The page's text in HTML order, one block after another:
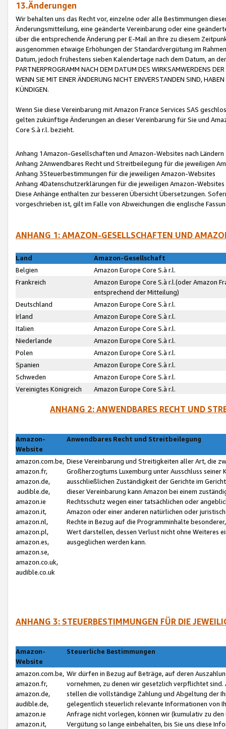
13.Änderungen
Wir behalten uns das Recht vor, einzelne oder alle Bestimmungen
Änderungsmitteilung, eine geänderte Vereinbarung oder eine
über die entsprechende Änderung per E-Mail an Ihre zu diesem
ausgenommen etwaige Erhöhungen der Standardvergütung im
Datum, jedoch frühestens sieben Kalendertage nach dem Datum, an
PARTNERPROGRAMM NACH DEM DATUM DES WIRKSAMWERDENS
WENN SIE MIT EINER ÄNDERUNG NICHT EINVERSTANDEN SIND,
KÜNDIGEN.
Wenn Sie diese Vereinbarung mit Amazon France Services SAS
gelten zukünftige Änderungen an dieser Vereinbarung für Sie und
Core S.à r.l. bezieht.
Anhang 1Amazon-Gesellschaften und Amazon-Websites nach Ländern
Anhang 2Anwendbares Recht und Streitbeilegung für die jeweiligen
Anhang 3Steuerbestimmungen für die jeweiligen Amazon-Websites
Anhang 4Datenschutzerklärungen für die jeweiligen Amazon-Websites
Diese Anhänge enthalten zur besseren Übersicht Übersetzungen.
vorgeschrieben ist, gilt im Falle von Abweichungen die englische
ANHANG 1: AMAZON-GESELLSCHAFTEN UND
Land
Amazon-Gesellschaft
Belgien
Amazon Europe Core S.à r.l.
Frankreich
Amazon Europe Core S.à r.l.(oder Amazon
entsprechend der Mitteilung)
Deutschland
Amazon Europe Core S.à r.l.
Irland
Amazon Europe Core S.à r.l.
Italien
Amazon Europe Core S.à r.l.
Niederlande
Amazon Europe Core S.à r.l.
Polen
Amazon Europe Core S.à r.l.
Spanien
Amazon Europe Core S.à r.l.
Schweden
Amazon Europe Core S.à r.l.
Vereinigtes Königreich
Amazon Europe Core S.à r.l.
ANHANG 2: ANWENDBARES RECHT UND
Amazon-
Website
Anwendbares Recht und Streitbeilegung
amazon.com.be,
amazon.fr,
amazon.de,
audible.de,
amazon.ie
amazon.it,
amazon.nl,
amazon.pl,
amazon.es,
amazon.se,
amazon.co.uk,
audible.co.uk
Diese Vereinbarung und Streitigkeiten aller Art, die
Großherzogtums Luxemburg unter Ausschluss
ausschließlichen Zuständigkeit der Gerichte im
dieser Vereinbarung kann Amazon bei einem
Rechtsschutz wegen einer tatsächlichen oder
Amazon oder einer anderen natürlichen oder
Rechte in Bezug auf die Programminhalte
Wert darstellen, dessen Verlust nicht ohne Weiteres
ausgeglichen werden kann.
ANHANG 3: STEUERBESTIMMUNGEN FÜR DIE
Amazon-
Website
Steuerliche Bestimmungen
amazon.com.be,
amazon.fr,
amazon.de,
audible.de,
amazon.ie
amazon.it,
Wir dürfen in Bezug auf Beträge, auf deren
vornehmen, zu denen wir gesetzlich verpflichtet
stellen die vollständige Zahlung und Abgeltung der
gelegentlich steuerlich relevante Informationen von
Anfrage nicht vorlegen, können wir (kumulativ zu
Vergütung so lange einbehalten, bis Sie uns diese